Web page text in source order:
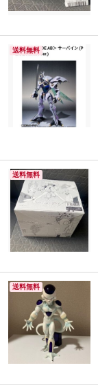
送料無料
送料無料
送料無料